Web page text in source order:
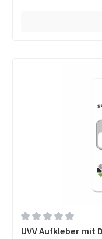
Durchschnittliche
UVV Aufkleber mit